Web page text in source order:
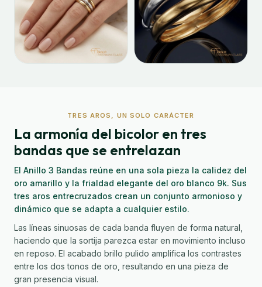
TRES AROS, UN SOLO CARÁCTER
La armonía del bicolor en tres
bandas que se entrelazan
El Anillo 3 Bandas reúne en una sola pieza la calidez del
oro amarillo y la frialdad elegante del oro blanco 9k. Sus
tres aros entrecruzados crean un conjunto armonioso y
dinámico que se adapta a cualquier estilo.
Las líneas sinuosas de cada banda fluyen de forma natural,
haciendo que la sortija parezca estar en movimiento incluso
en reposo. El acabado brillo pulido amplifica los contrastes
entre los dos tonos de oro, resultando en una pieza de
gran presencia visual.